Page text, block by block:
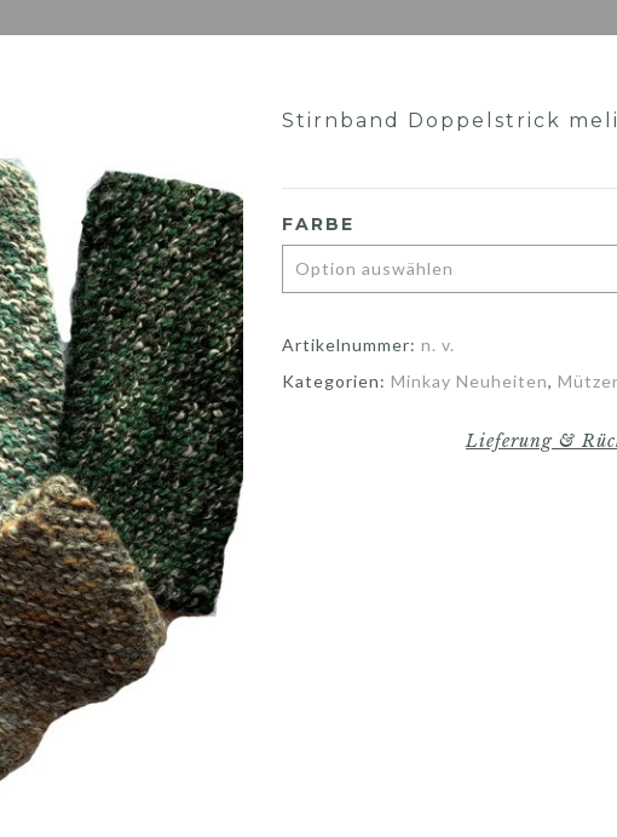
Stirnband Doppelstrick
FARBE
Artikelnummer:n. v.
Kategorien:Minkay Neuheiten,
Lieferung &